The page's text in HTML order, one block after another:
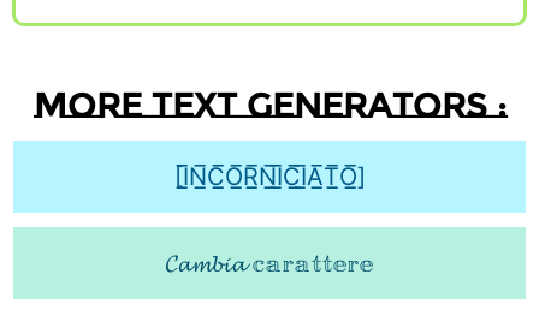
More text generators :
[I̲̅N̲̅C̲̅O̲̅R̲̅N̲̅I̲̅C̲̅I̲̅A̲̅T̲̅O̲̅]
𝓒𝓪𝓶𝓫𝓲𝓪 𝕔𝕒𝕣𝕒𝕥𝕥𝕖𝕣𝕖